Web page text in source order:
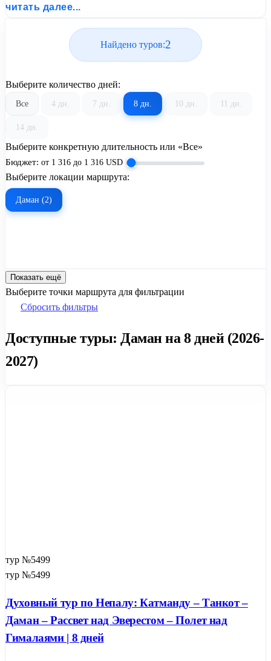
United Travel Systems.
читать далее...
Найдено туров:2
Выберите количество дней:
Все 4 дн. 7 дн. 8 дн. 10 дн. 11 дн.
14 дн.
Выберите конкретную длительность или «Все»
Бюджет: от 1 316 до 1 316 USD
Выберите локации маршрута:
Даман (2)
Показать ещё
Выберите точки маршрута для фильтрации
Сбросить фильтры
Доступные туры: Даман на 8 дней (2026-
2027)
тур №5499
тур №5499
Духовный тур по Непалу: Катманду – Танкот –
Даман – Рассвет над Эверестом – Полет над
Гималаями | 8 дней